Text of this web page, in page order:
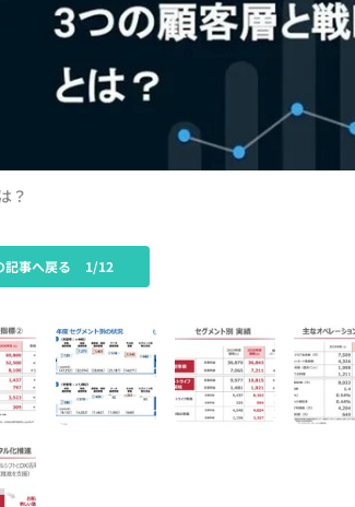
？
記事へ戻る 1/12